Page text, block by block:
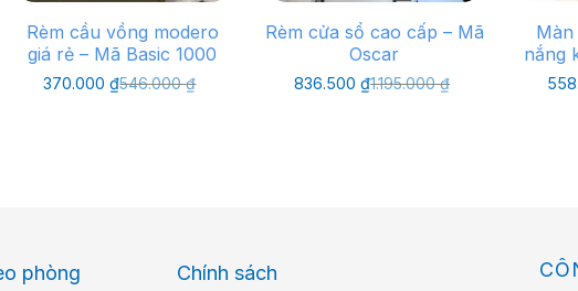
Rèm cầu vồng modero
giá rẻ – Mã Basic 1000
546.000₫
Giá
370.000₫Giá
Rèm cửa sổ cao cấp – Mã
Oscar
1.195.000₫
Giá
836.500₫Giá
nắng
phòng Chính sách